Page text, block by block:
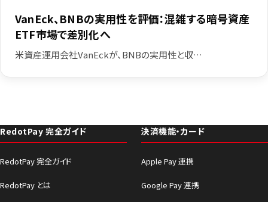
VanEck、BNBの実用性を評価：混雑する暗号資産
ETF市場で差別化へ
米資産運用会社VanEckが、BNBの実用性と収…
RedotPay 完全ガイド
RedotPay 完全ガイド
RedotPay とは
決済機能・カード
Apple Pay 連携
Google Pay 連携